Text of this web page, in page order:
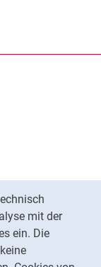
mit der
ein. Die